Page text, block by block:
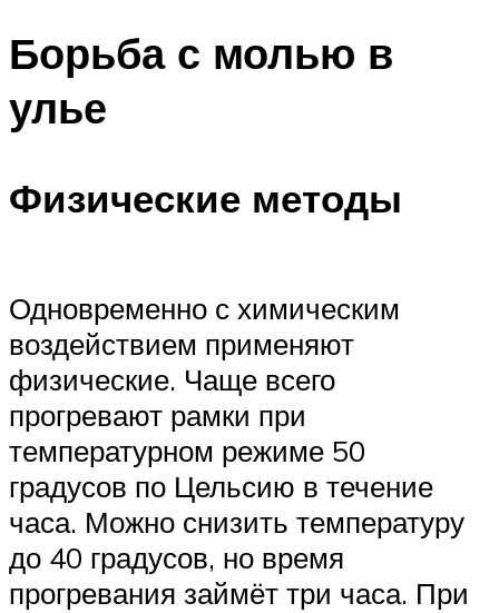
Борьба с молью в
улье
Физические методы
Одновременно с химическим
воздействием применяют
физические. Чаще всего
прогревают рамки при
температурном режиме 50
градусов по Цельсию в течение
часа. Можно снизить температуру
до 40 градусов, но время
прогревания займёт три часа. При